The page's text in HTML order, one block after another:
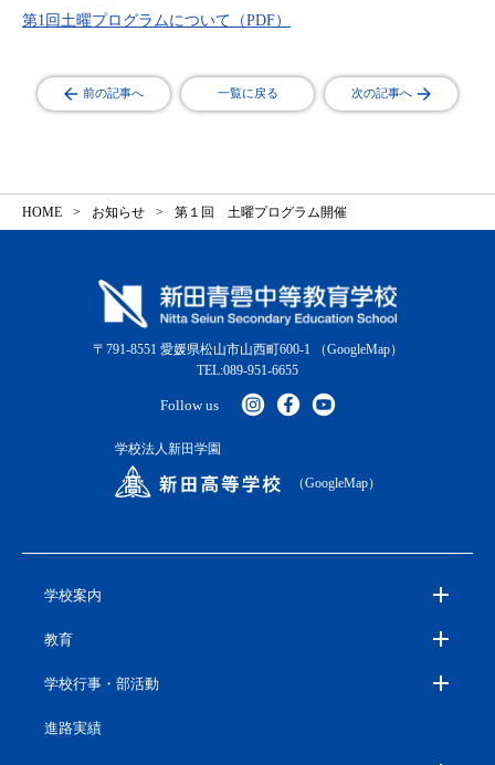
第1回土曜プログラムについて（PDF）
前の記事へ 一覧に戻る 次の記事へ
HOME お知らせ 第１回 土曜プログラム開催
〒791-8551 愛媛県松山市山西町600-1
（GoogleMap）
TEL:089-951-6655
Follow us
学校法人新田学園
（GoogleMap）
学校案内
教育
学校行事・部活動
進路実績